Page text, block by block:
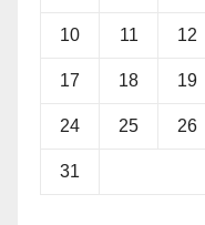
10 11 12
17 18 19
24 25 26
31